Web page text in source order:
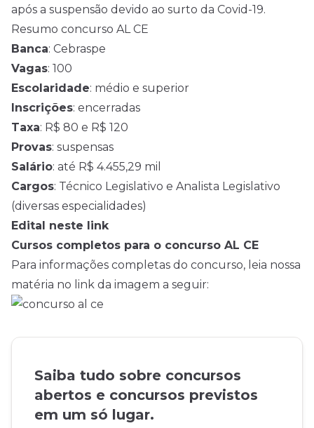
após a suspensão devido ao surto da Covid-19.
Resumo concurso AL CE
Banca: Cebraspe
Vagas: 100
Escolaridade: médio e superior
Inscrições: encerradas
Taxa: R$ 80 e R$ 120
Provas: suspensas
Salário: até R$ 4.455,29 mil
Cargos: Técnico Legislativo e Analista Legislativo
(diversas especialidades)
Edital neste link
Cursos completos para o concurso AL CE
Para informações completas do concurso, leia nossa
matéria no link da imagem a seguir:
Saiba tudo sobre concursos
abertos e concursos previstos
em um só lugar.